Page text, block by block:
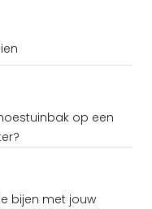
op een
bijen met jouw